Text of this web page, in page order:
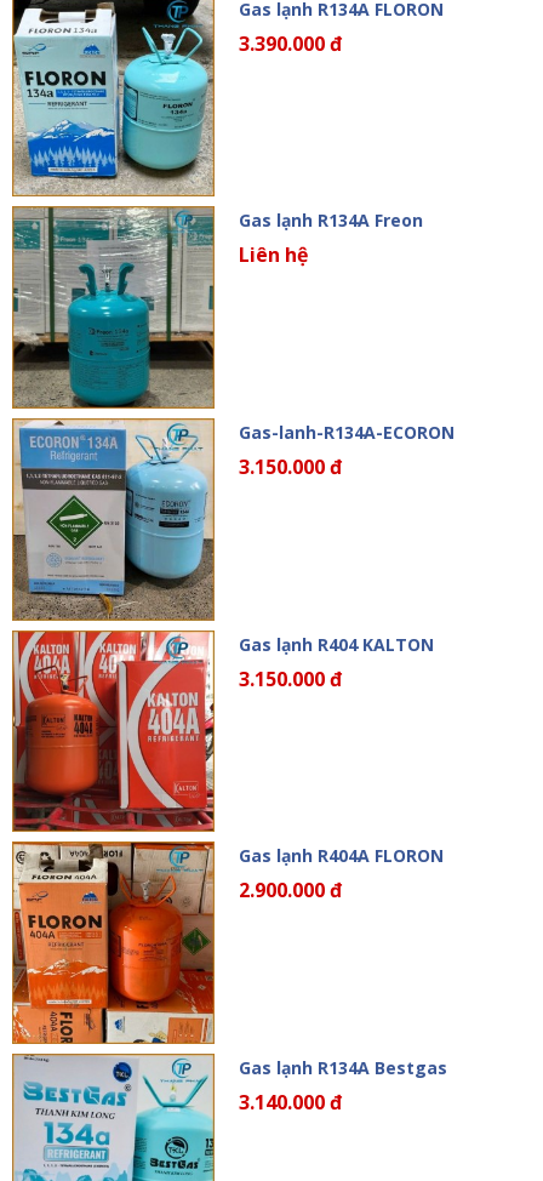
Gas lạnh R134A FLORON
3.390.000 đ
Gas lạnh R134A Freon
Liên hệ
Gas-lanh-R134A-ECORON
3.150.000 đ
Gas lạnh R404 KALTON
3.150.000 đ
Gas lạnh R404A FLORON
2.900.000 đ
Gas lạnh R134A Bestgas
3.140.000 đ